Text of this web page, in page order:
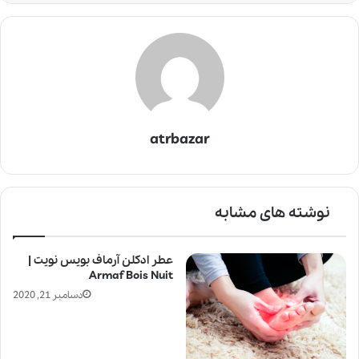
atrbazar
نوشته های مشابه
عطر ادکلن آرماف بویس نویت |
Armaf Bois Nuit
دسامبر 21, 2020